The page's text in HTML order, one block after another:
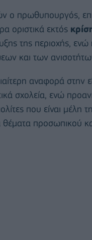
ο πρωθυπουργός,
οριστικά εκτός
της περιοχής,
και των
αναφορά
σχολεία, ενώ
που είναι
θέματα προσωπικού